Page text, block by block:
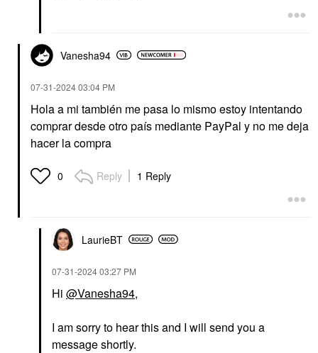
Vanesha94
‎07-31-202403:04 PM
Hola a mi también me pasa lo mismo estoy intentando
comprar desde otro país mediante PayPal y no me deja
hacer la compra
0 Reply 1 Reply
LaurieBT
‎07-31-202403:27 PM
Hi @Vanesha94,
I am sorry to hear this and I will send you a
message shortly.